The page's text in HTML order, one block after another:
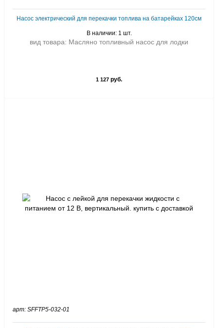
Насос электрический для перекачки топлива на батарейках 120см
В наличии: 1 шт.
вид товара: Масляно топливный насос для лодки
1 127 руб.
арт: SFFTP5-032-01